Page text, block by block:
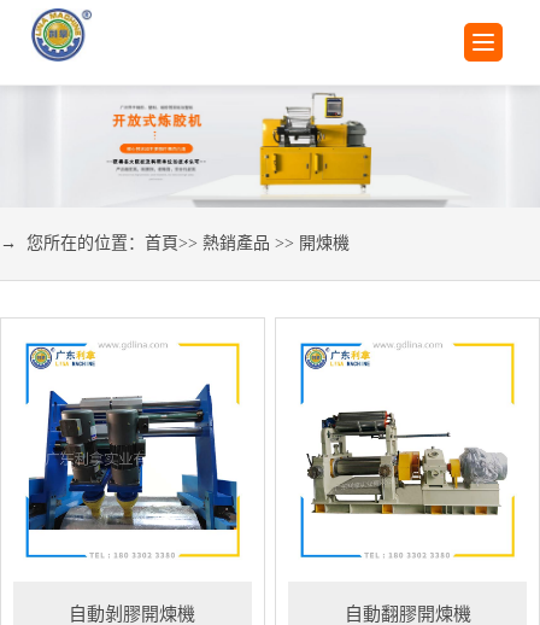
→ 您所在的位置： 首頁>> 熱銷產品 >> 開煉機
自動剝膠開煉機 自動翻膠開煉機